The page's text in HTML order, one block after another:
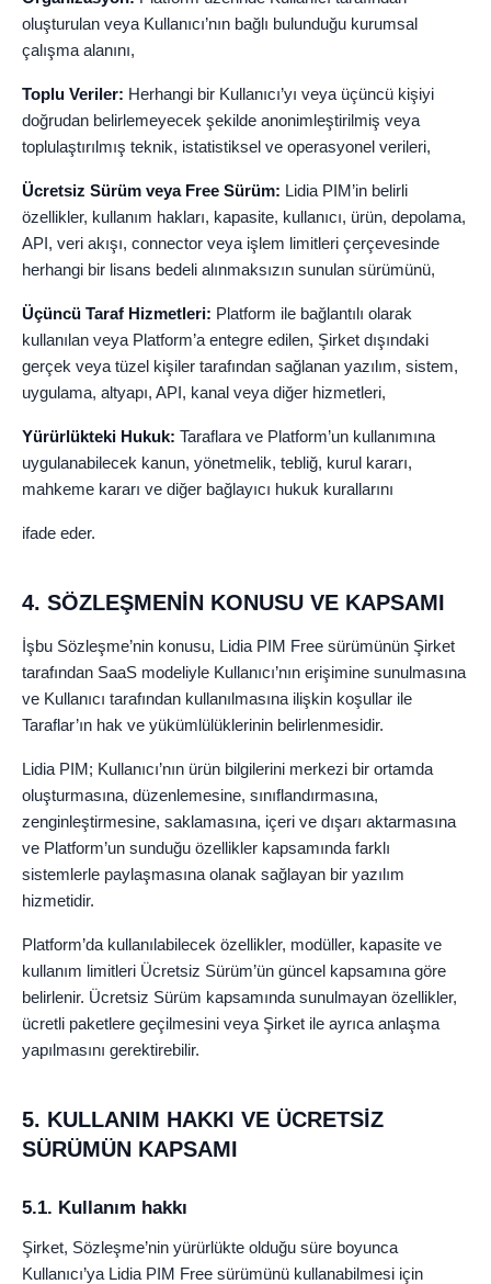
oluşturulan veya Kullanıcı’nın bağlı bulunduğu kurumsal
çalışma alanını,
Toplu Veriler: Herhangi bir Kullanıcı’yı veya üçüncü kişiyi
doğrudan belirlemeyecek şekilde anonimleştirilmiş veya
toplulaştırılmış teknik, istatistiksel ve operasyonel verileri,
Ücretsiz Sürüm veya Free Sürüm: Lidia PIM’in belirli
özellikler, kullanım hakları, kapasite, kullanıcı, ürün, depolama,
API, veri akışı, connector veya işlem limitleri çerçevesinde
herhangi bir lisans bedeli alınmaksızın sunulan sürümünü,
Üçüncü Taraf Hizmetleri: Platform ile bağlantılı olarak
kullanılan veya Platform’a entegre edilen, Şirket dışındaki
gerçek veya tüzel kişiler tarafından sağlanan yazılım, sistem,
uygulama, altyapı, API, kanal veya diğer hizmetleri,
Yürürlükteki Hukuk: Taraflara ve Platform’un kullanımına
uygulanabilecek kanun, yönetmelik, tebliğ, kurul kararı,
mahkeme kararı ve diğer bağlayıcı hukuk kurallarını
ifade eder.
4. SÖZLEŞMENİN KONUSU VE KAPSAMI
İşbu Sözleşme’nin konusu, Lidia PIM Free sürümünün Şirket
tarafından SaaS modeliyle Kullanıcı’nın erişimine sunulmasına
ve Kullanıcı tarafından kullanılmasına ilişkin koşullar ile
Taraflar’ın hak ve yükümlülüklerinin belirlenmesidir.
Lidia PIM; Kullanıcı’nın ürün bilgilerini merkezi bir ortamda
oluşturmasına, düzenlemesine, sınıflandırmasına,
zenginleştirmesine, saklamasına, içeri ve dışarı aktarmasına
ve Platform’un sunduğu özellikler kapsamında farklı
sistemlerle paylaşmasına olanak sağlayan bir yazılım
hizmetidir.
Platform’da kullanılabilecek özellikler, modüller, kapasite ve
kullanım limitleri Ücretsiz Sürüm’ün güncel kapsamına göre
belirlenir. Ücretsiz Sürüm kapsamında sunulmayan özellikler,
ücretli paketlere geçilmesini veya Şirket ile ayrıca anlaşma
yapılmasını gerektirebilir.
5. KULLANIM HAKKI VE ÜCRETSİZ
SÜRÜMÜN KAPSAMI
5.1. Kullanım hakkı
Şirket, Sözleşme’nin yürürlükte olduğu süre boyunca
Kullanıcı’ya Lidia PIM Free sürümünü kullanabilmesi için